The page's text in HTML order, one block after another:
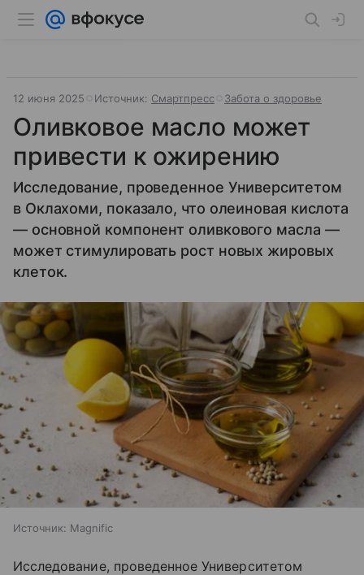
12 июня 2025 Источник: Смартпресс Забота о здоровье
Оливковое масло может
привести к ожирению
Исследование, проведенное Университетом
в Оклахоми, показало, что олеиновая кислота
— основной компонент оливкового масла —
может стимулировать рост новых жировых
клеток.
Источник: Magnific
Исследование, проведенное Университетом